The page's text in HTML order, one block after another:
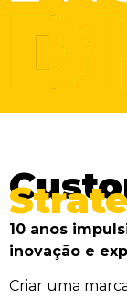
10 anos
inovação e
Criar uma